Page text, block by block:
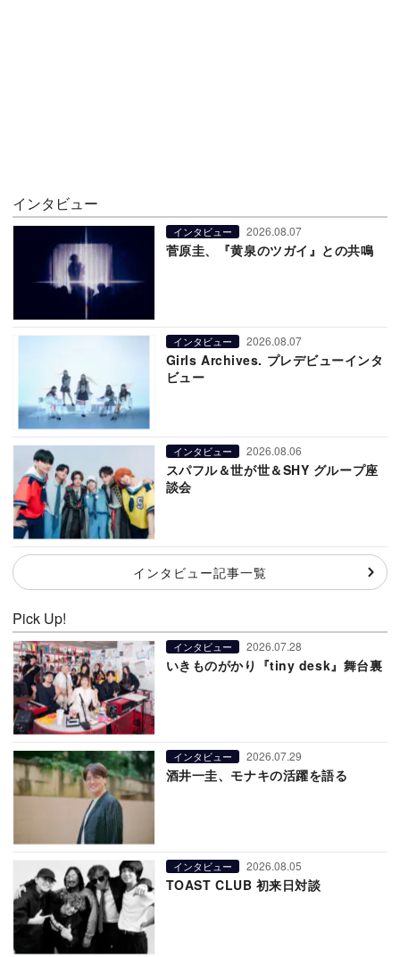
インタビュー
インタビュー 2026.08.07
菅原圭、『黄泉のツガイ』との共鳴
インタビュー 2026.08.07
Girls Archives. プレデビューインタ
ビュー
インタビュー 2026.08.06
スパフル＆世が世＆SHY グループ座
談会
インタビュー記事一覧
Pick Up!
インタビュー 2026.07.28
いきものがかり『tiny desk』舞台裏
インタビュー 2026.07.29
酒井一圭、モナキの活躍を語る
インタビュー 2026.08.05
TOAST CLUB 初来日対談